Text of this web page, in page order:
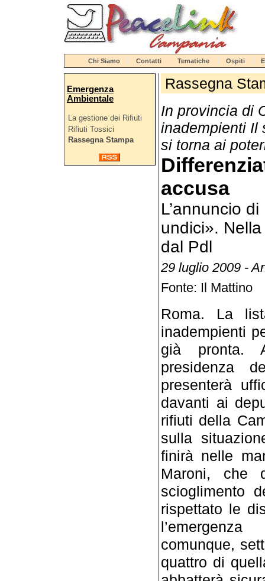
Chi Siamo Contatti Tematiche Ospiti
Emergenza
Ambientale
La gestione dei Rifiuti
Rifiuti Tossici
Rassegna Stampa
Rassegna
In provincia di
inadempienti Il
si torna ai
accusa
L’annuncio
undici».
dal Pdl
29 luglio 2009 -
Fonte: Il Mattino
Roma. La
inadempienti
già pronta.
presidenza
presenterà
davanti ai
rifiuti della
sulla
finirà nelle
Maroni, che
scioglimento
rispettato le
l’emergenza
comunque,
quattro di